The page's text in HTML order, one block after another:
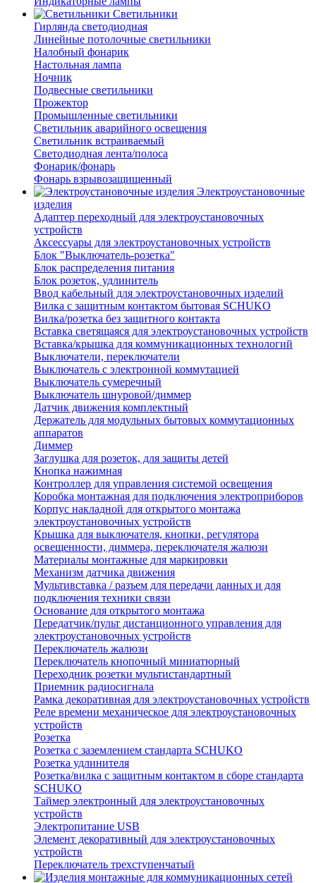
Светильники
Гирлянда светодиодная
Линейные потолочные светильники
Налобный фонарик
Настольная лампа
Ночник
Подвесные светильники
Прожектор
Промышленные светильники
Светильник аварийного освещения
Светильник встраиваемый
Светодиодная лента/полоса
Фонарик/фонарь
Фонарь взрывозащищенный
Электроустановочные
изделия
Адаптер переходный для электроустановочных
устройств
Аксессуары для электроустановочных устройств
Блок "Выключатель-розетка"
Блок распределения питания
Блок розеток, удлинитель
Ввод кабельный для электроустановочных изделий
Вилка с защитным контактом бытовая SCHUKO
Вилка/розетка без защитного контакта
Вставка светящаяся для электроустановочных устройств
Вставка/крышка для коммуникационных технологий
Выключатели, переключатели
Выключатель с электронной коммутацией
Выключатель сумеречный
Выключатель шнуровой/диммер
Датчик движения комплектный
Держатель для модульных бытовых коммутационных
аппаратов
Диммер
Заглушка для розеток, для защиты детей
Кнопка нажимная
Контроллер для управления системой освещения
Коробка монтажная для подключения электроприборов
Корпус накладной для открытого монтажа
электроустановочных устройств
Крышка для выключателя, кнопки, регулятора
освещенности, диммера, переключателя жалюзи
Материалы монтажные для маркировки
Механизм датчика движения
Мультивставка / разъем для передачи данных и для
подключения техники связи
Основание для открытого монтажа
Передатчик/пульт дистанционного управления для
электроустановочных устройств
Переключатель жалюзи
Переключатель кнопочный миниатюрный
Переходник розетки мультистандартный
Приемник радиосигнала
Рамка декоративная для электроустановочных устройств
Реле времени механическое для электроустановочных
устройств
Розетка
Розетка с заземлением стандарта SCHUKO
Розетка удлинителя
Розетка/вилка с защитным контактом в сборе стандарта
SCHUKO
Таймер электронный для электроустановочных
устройств
Электропитание USB
Элемент декоративный для электроустановочных
устройств
Переключатель трехступенчатый